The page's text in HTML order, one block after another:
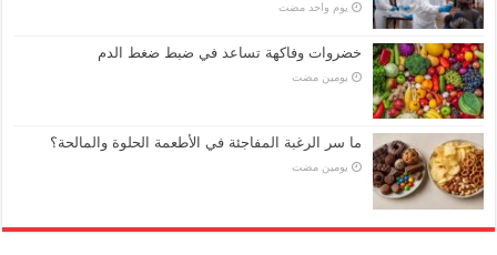
‏يوم واحد مضت
خضروات وفاكهة تساعد في ضبط ضغط الدم
‏يومين مضت
ما سر الرغبة المفاجئة في الأطعمة الحلوة والمالحة؟
‏يومين مضت